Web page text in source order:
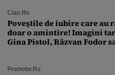
Ciao.ro
Poveştile de iubire care au
doar o amintire! Imagini
Gina Pistol, Răzvan Fodor
Promotor.ro